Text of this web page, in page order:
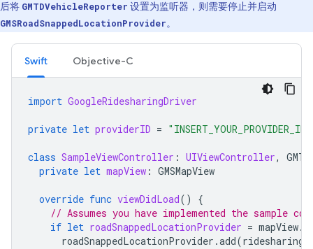
后将 GMTDVehicleReporter 设置为监听器，则需要停止并启动
GMSRoadSnappedLocationProvider。
Swift Objective-C
import GoogleRidesharingDriver
private let providerID = "INSERT_YOUR_PROVIDER_ID"
class SampleViewController : UIViewController,
private let mapView : GMSMapView
override func viewDidLoad()
{
// Assumes you have implemented the sample
if let roadSnappedLocationProvider = mapView.
roadSnappedLocationProvider .add(